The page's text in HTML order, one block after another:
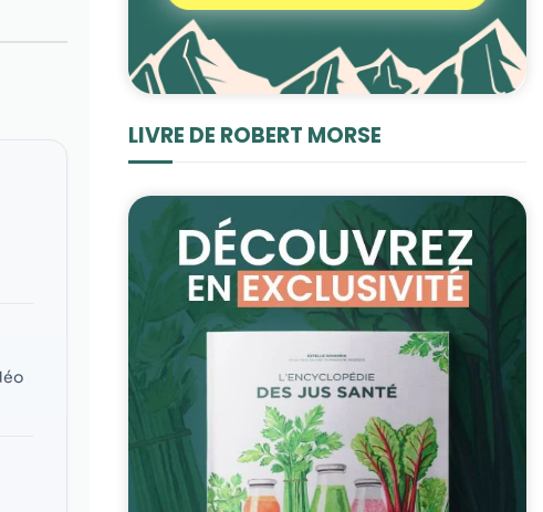
LIVRE DE ROBERT MORSE